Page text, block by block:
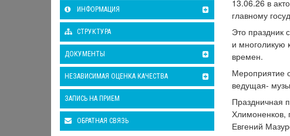
ИНФОРМАЦИЯ
СТРУКТУРА
ДОКУМЕНТЫ
НЕЗАВИСИМАЯ ОЦЕНКА КАЧЕСТВА
ЗАПИСЬ НА ПРИЕМ
ОБРАТНАЯ СВЯЗЬ
13.06.26 в
главному
Это праздник
и многоликую
времен.
Мероприятие
ведущая-
Праздничная
Хлимоненков,
Евгений